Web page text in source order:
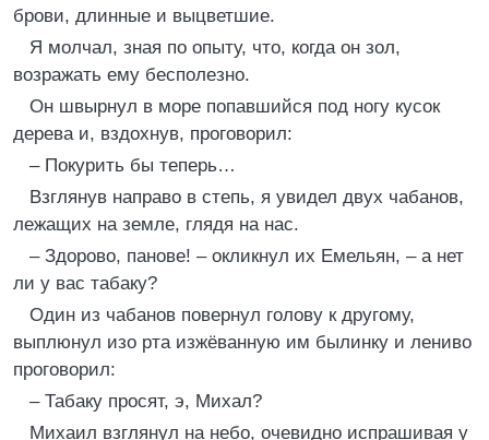
брови, длинные и выцветшие.
Я молчал, зная по опыту, что, когда он зол,
возражать ему бесполезно.
Он швырнул в море попавшийся под ногу кусок
дерева и, вздохнув, проговорил:
– Покурить бы теперь…
Взглянув направо в степь, я увидел двух чабанов,
лежащих на земле, глядя на нас.
– Здорово, панове! – окликнул их Емельян, – а нет
ли у вас табаку?
Один из чабанов повернул голову к другому,
выплюнул изо рта изжёванную им былинку и лениво
проговорил:
– Табаку просят, э, Михал?
Михаил взглянул на небо, очевидно испрашивая у